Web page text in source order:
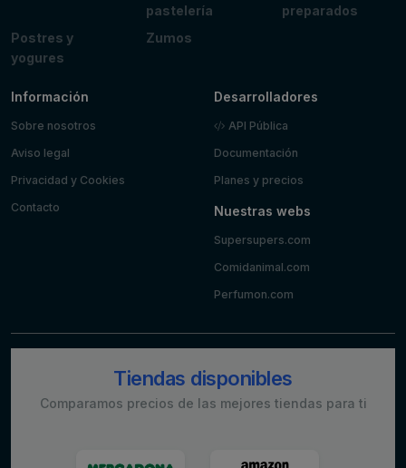
pastelería
preparados
Postres y
yogures
Zumos
Información
Sobre nosotros
Aviso legal
Privacidad y Cookies
Contacto
Desarrolladores
API Pública
Documentación
Planes y precios
Nuestras webs
Supersupers.com
Comidanimal.com
Perfumon.com
Tiendas disponibles
Comparamos precios de las mejores tiendas para ti